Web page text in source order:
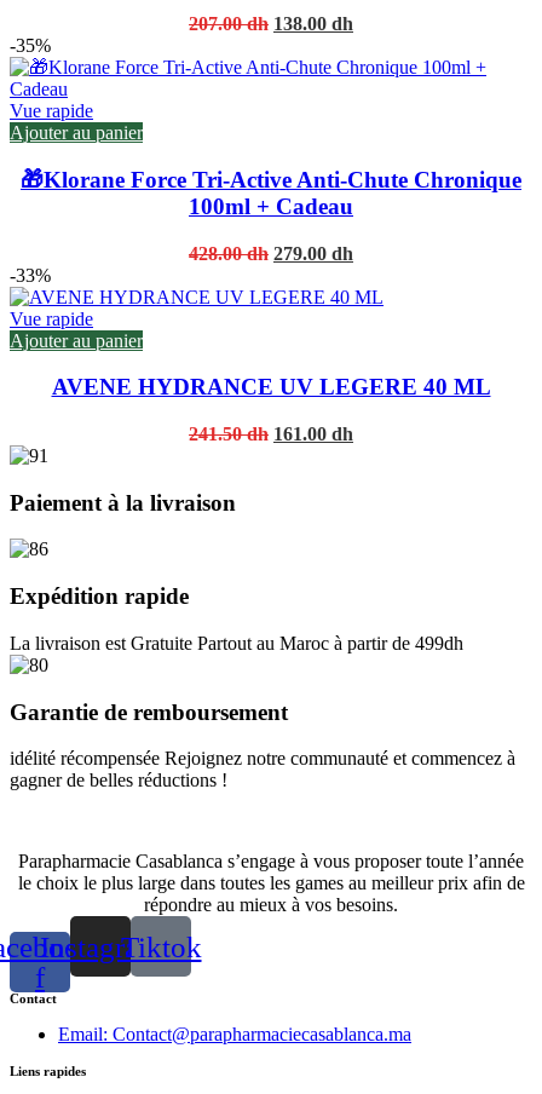
207.00dh Original
was:
138.00 dh
is:
-35%
Vue rapide
Ajouter au panier
🎁Klorane Force Tri-Active Anti-Chute Chronique
100ml + Cadeau
428.00dh Original
was:
279.00 dh
is:
-33%
Vue rapide
Ajouter au panier
AVENE HYDRANCE UV LEGERE 40 ML
241.50dh Original
161.00 dh
Paiement à la livraison
Expédition rapide
La livraison est Gratuite Partout au Maroc à partir de 499dh
Garantie de remboursement
idélité récompensée Rejoignez notre communauté et commencez à
gagner de belles réductions !
Parapharmacie Casablanca s’engage à vous proposer toute l’année
le choix le plus large dans toutes les games au meilleur prix afin de
répondre au mieux à vos besoins.
f
InstagramTiktok
Contact
Email: Contact@parapharmaciecasablanca.ma
Liens rapides